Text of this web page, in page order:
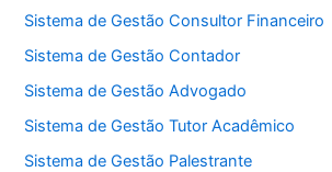
Sistema de Gestão Consultor Financeiro
Sistema de Gestão Contador
Sistema de Gestão Advogado
Sistema de Gestão Tutor Acadêmico
Sistema de Gestão Palestrante